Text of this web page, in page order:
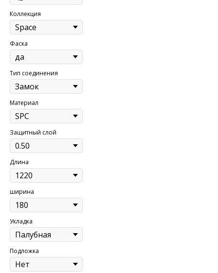
Коллекция
Фаска
Тип соединения
Материал
Защитный слой
Длина
ширина
Укладка
Подложка